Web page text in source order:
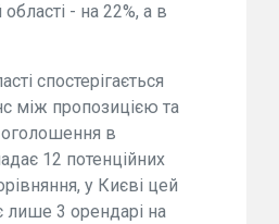
- на 22%, а в
спостерігається
між пропозицією та
в
12 потенційних
у Києві цей
лише 3 орендарі на